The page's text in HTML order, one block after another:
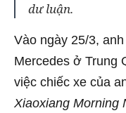
dư luận.
Vào ngày 25/3,
Mercedes ở Trung
việc chiếc xe của
Xiaoxiang Morning